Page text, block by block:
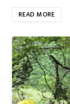
READ MORE